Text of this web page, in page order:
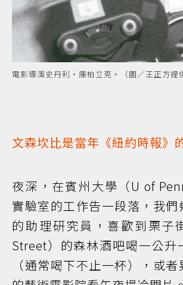
電影導演史丹利‧庫柏立克。（圖／王正方提
文森坎比是當年《紐約時報》
夜深，在賓州大學（U of
實驗室的工作告一段落，我們
的助理研究員，喜歡到栗子
Street）的森林酒吧喝一公升
（通常喝下不止一杯），或